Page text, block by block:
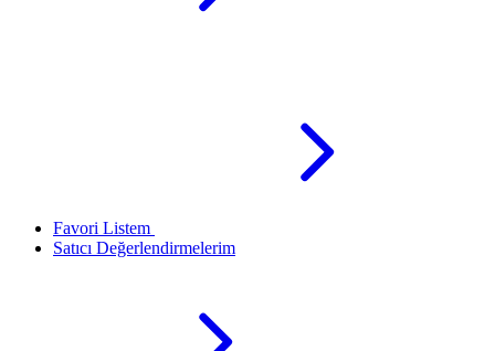
Favori Listem
Satıcı Değerlendirmelerim